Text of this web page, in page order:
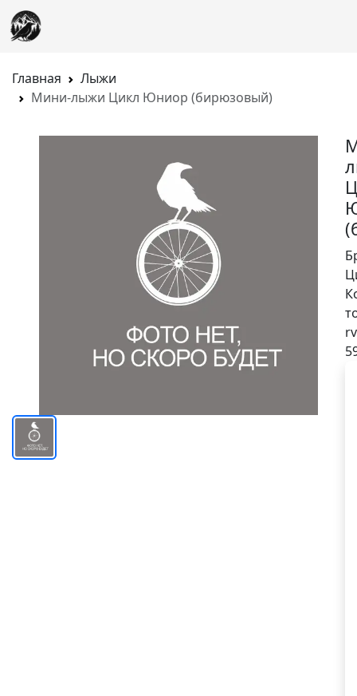
Главная
Лыжи
Мини-лыжи Цикл Юниор (бирюзовый)